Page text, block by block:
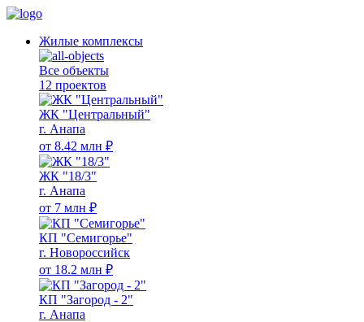
Жилые комплексы
Все объекты
12 проектов
ЖК "Центральный"
г. Анапа
от 8.42 млн ₽
ЖК "18/3"
г. Анапа
от 7 млн ₽
КП "Семигорье"
г. Новороссийск
от 18.2 млн ₽
КП "Загород - 2"
г. Анапа